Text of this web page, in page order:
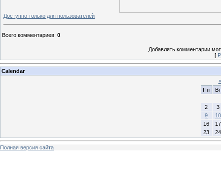
Доступно только для пользователей
Всего комментариев: 0
Добавлять комментарии
[
Calendar
«
Пн
Вт
2
3
9
10
16
17
23
24
Полная версия сайта